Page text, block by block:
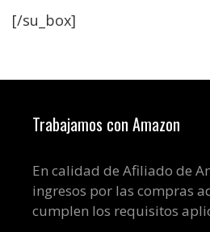
[/su_box]
Trabajamos con Amazon
En calidad de Afiliado de
ingresos por las compras
cumplen los requisitos